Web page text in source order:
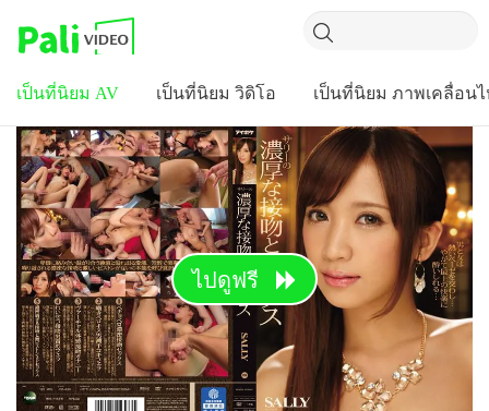
เป็นที่นิยม AV เป็นที่นิยม วิดิโอ เป็นที่นิยม ภาพเคลื่อน
ไปดูฟรี